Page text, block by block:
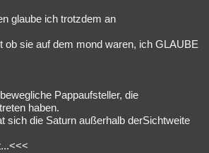
Allmystery
glaube ich trotzdem an
ob sie auf dem mond waren, ich GLAUBE
Pappaufsteller, die
haben.
sich die Saturn außerhalb derSichtweite